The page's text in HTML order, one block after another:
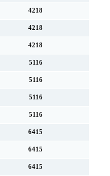
4218
4218
4218
5116
5116
5116
5116
6415
6415
6415